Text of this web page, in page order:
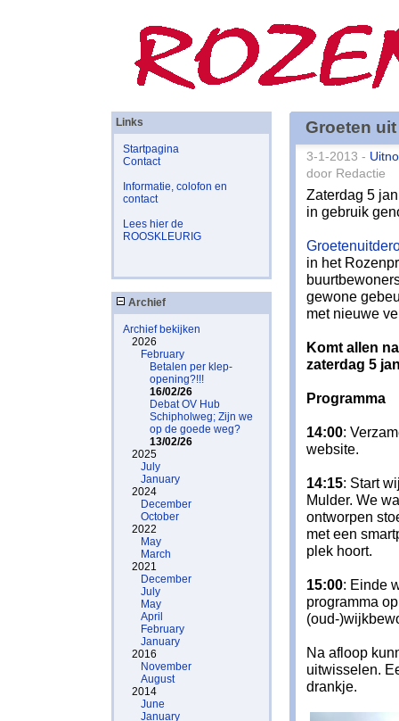
Links
Startpagina
Contact
Informatie, colofon en
contact
Lees hier de
ROOSKLEURIG
Archief
Archief bekijken
2026
February
Betalen per klep-
opening?!!!
16/02/26
Debat OV Hub
Schipholweg; Zijn we
op de goede weg?
13/02/26
2025
July
January
2024
December
October
2022
May
March
2021
December
July
May
April
February
January
2016
November
August
2014
June
January
Groeten
3-1-2013 -
door Redactie
Zaterdag 5
in gebruik
in het
gewone
met nieuwe
Komt allen
zaterdag 5
Programma
14:00:
website.
14:15: Start
Mulder. We
ontworpen
met een
plek hoort.
15:00: Einde
programma
(oud-
Na afloop
uitwisselen.
drankje.